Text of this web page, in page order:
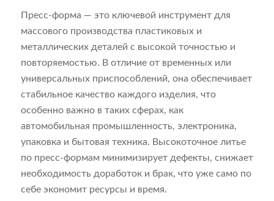
Пресс-форма — это ключевой инструмент для
массового производства пластиковых и
металлических деталей с высокой точностью и
повторяемостью. В отличие от временных или
универсальных приспособлений, она обеспечивает
стабильное качество каждого изделия, что
особенно важно в таких сферах, как
автомобильная промышленность, электроника,
упаковка и бытовая техника. Высокоточное литье
по пресс-формам минимизирует дефекты, снижает
необходимость доработок и брак, что уже само по
себе экономит ресурсы и время.